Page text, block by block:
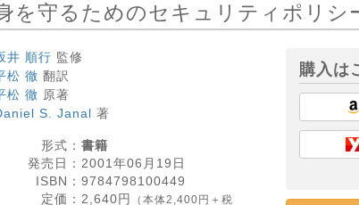
を守るためのセキュリティポリシ
井 順行 監修
松 徹 翻訳
松 徹 原著
S. Janal 著
形式： 書籍
発売日： 2001年06月19日
ISBN： 9784798100449
定価： 2,640円
（本体2,400円＋税
購入は